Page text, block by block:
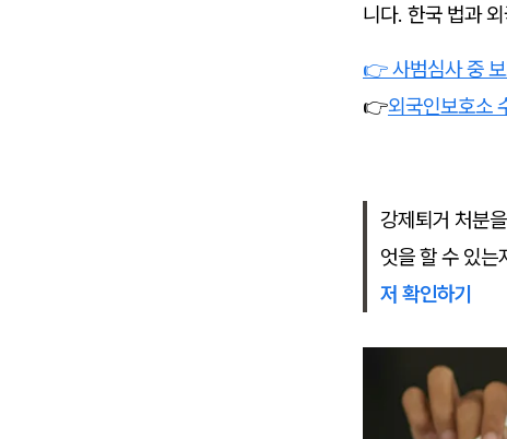
니다. 한국 법과
👉 사범심사 중
👉외국인보호소
강제퇴거 처분
엇을 할 수 있는
저 확인하기